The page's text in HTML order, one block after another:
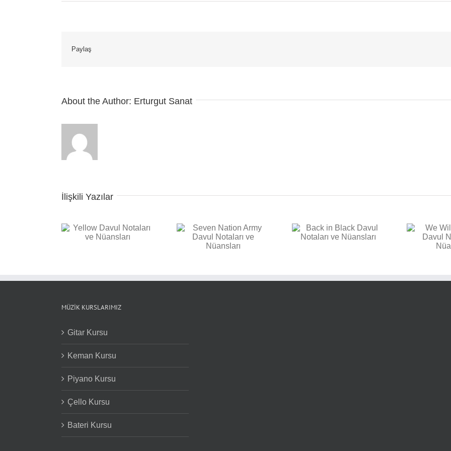
Paylaş
About the Author: Erturgut Sanat
İlişkili Yazılar
Seven Nation Army
Back in Black Davul
Notaları ve Nüansları
MÜZIK KURSLARIMIZ
Gitar Kursu
Keman Kursu
Piyano Kursu
Çello Kursu
Bateri Kursu